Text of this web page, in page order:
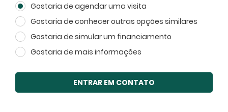
Gostaria de agendar uma visita
Gostaria de conhecer outras opções similares
Gostaria de simular um financiamento
Gostaria de mais informações
ENTRAR EM CONTATO
Voltar